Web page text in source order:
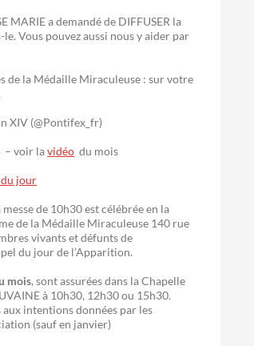
MARIE a demandé de DIFFUSER la
le. Vous pouvez aussi nous y aider par
de la Médaille Miraculeuse : sur votre
XIV (@Pontifex_fr)
– voir lavidéo du mois
du jour
de 10h30 est célébrée en la
de la Médaille Miraculeuse 140 rue
vivants et défunts de
du jour de l’Apparition.
mois, sont assurées dans la Chapelle
à 10h30, 12h30 ou 15h30.
aux intentions données par les
(sauf en janvier)